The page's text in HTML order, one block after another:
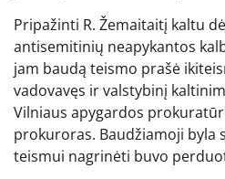
Pripažinti R. Žemaitaitį kaltu
antisemitinių neapykantos
jam baudą teismo prašė
vadovavęs ir valstybinį
Vilniaus apygardos
prokuroras. Baudžiamoji byla
teismui nagrinėti buvo